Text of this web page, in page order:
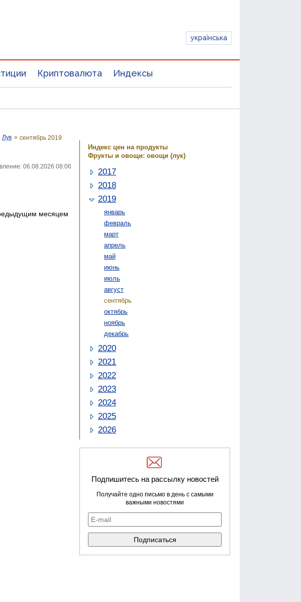
українська
Криптовалюта Индексы
Лук » сентябрь 2019
06.08.2026 08:06
месяцем
Индекс цен на продукты
Фрукты и овощи: овощи (лук)
2017
2018
2019
январь
февраль
март
апрель
май
июнь
июль
август
сентябрь
октябрь
ноябрь
декабрь
2020
2021
2022
2023
2024
2025
2026
Подпишитесь на рассылку новостей
Получайте одно письмо в день с самыми
важными новостями